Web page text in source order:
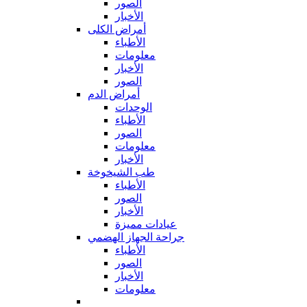
الصور
الأخبار
أمراض الكلى
الأطباء
معلومات
الأخبار
الصور
أمراض الدم
الوحدات
الأطباء
الصور
معلومات
الأخبار
طب الشيخوخة
الأطباء
الصور
الأخبار
عيادات مميزة
جراحة الجهاز الهضمي
الأطباء
الصور
الأخبار
معلومات